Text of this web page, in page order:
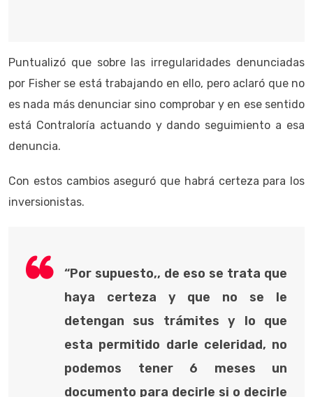
Puntualizó que sobre las irregularidades denunciadas
por Fisher se está trabajando en ello, pero aclaró que no
es nada más denunciar sino comprobar y en ese sentido
está Contraloría actuando y dando seguimiento a esa
denuncia.
Con estos cambios aseguró que habrá certeza para los
inversionistas.
“Por supuesto,, de eso se trata que
haya certeza y que no se le
detengan sus trámites y lo que
esta permitido darle celeridad, no
podemos tener 6 meses un
documento para decirle si o decirle